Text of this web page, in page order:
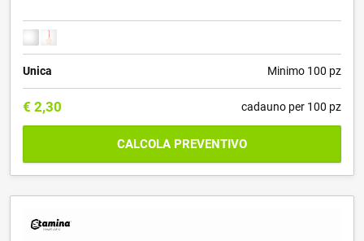
Unica Minimo 100 pz
€ 2,30 cadauno per 100 pz
CALCOLA PREVENTIVO